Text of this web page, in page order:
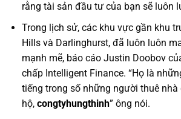
rằng tài sản đầu tư của bạn sẽ luôn
Trong lịch sử, các khu vực gần khu
Hills và Darlinghurst, đã luôn luôn
mạnh mẽ, báo cáo Justin Doobov
chấp Intelligent Finance. “Họ là
tiếng trong số những người thuê nhà
hộ, congtyhungthinh” ông nói.